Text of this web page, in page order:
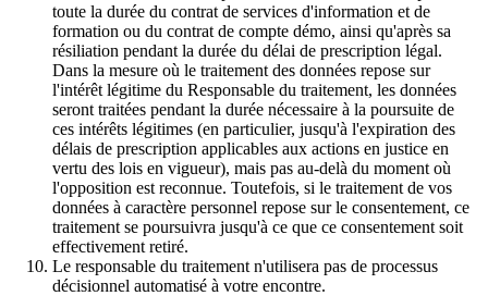
toute la durée du contrat de services d'information et de
formation ou du contrat de compte démo, ainsi qu'après sa
résiliation pendant la durée du délai de prescription légal.
Dans la mesure où le traitement des données repose sur
l'intérêt légitime du Responsable du traitement, les données
seront traitées pendant la durée nécessaire à la poursuite de
ces intérêts légitimes (en particulier, jusqu'à l'expiration des
délais de prescription applicables aux actions en justice en
vertu des lois en vigueur), mais pas au-delà du moment où
l'opposition est reconnue. Toutefois, si le traitement de vos
données à caractère personnel repose sur le consentement, ce
traitement se poursuivra jusqu'à ce que ce consentement soit
effectivement retiré.
Le responsable du traitement n'utilisera pas de processus
décisionnel automatisé à votre encontre.